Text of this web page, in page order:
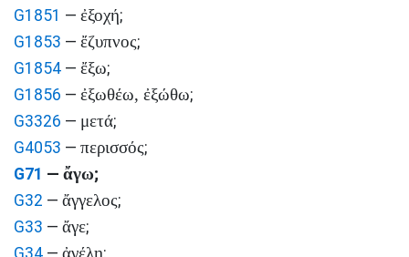
G1851 — ἐξοχή;
G1853 — ἔζυπνος;
G1854 — ἔξω;
G1856 — ἐξωθέω, ἐξώθω;
G3326 — μετά;
G4053 — περισσός;
G71 — ἄγω;
G32 — ἄγγελος;
G33 — ἄγε;
G34 — ἀγέλη;